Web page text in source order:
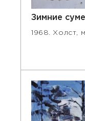
Зимние
1968. Холст,